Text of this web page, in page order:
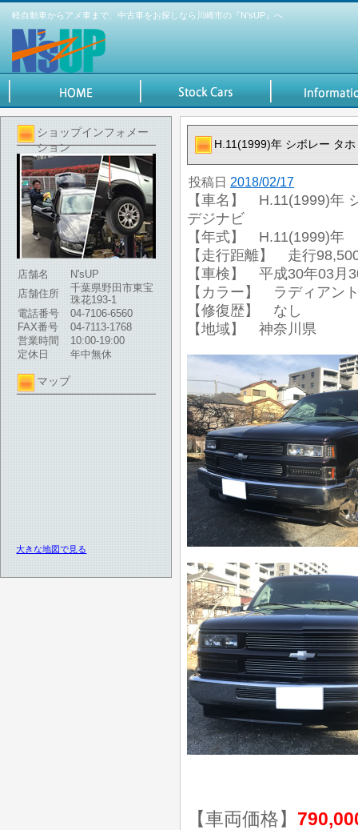
軽自動車からアメ車まで、中古車をお探しなら川崎市の『N'sUP』へ
ショップインフォメー
ション
店舗名
N'sUP
店舗住所
千葉県野田市東宝
珠花193-1
電話番号
04-7106-6560
FAX番号
04-7113-1768
営業時間
10:00-19:00
定休日
年中無休
マップ
大きな地図で見る
H.11(1999)年 シボレー タ
投稿日 2018/02/17
【車名】 H.11(1999)年
デジナビ
【年式】 H.11(1999)年
【走行距離】 走行
【車検】 平成30年03月
【カラー】 ラディアン
【修復歴】 なし
【地域】 神奈川県
【車両価格】